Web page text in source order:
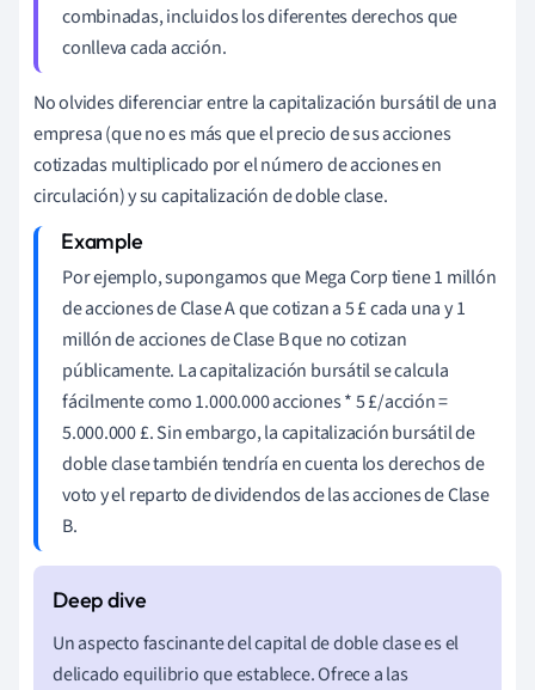
combinadas, incluidos los diferentes derechos que
conlleva cada acción.
No olvides diferenciar entre la capitalización bursátil de una
empresa (que no es más que el precio de sus acciones
cotizadas multiplicado por el número de acciones en
circulación) y su capitalización de doble clase.
Por ejemplo, supongamos que Mega Corp tiene 1 millón
de acciones de Clase A que cotizan a 5 £ cada una y 1
millón de acciones de Clase B que no cotizan
públicamente. La capitalización bursátil se calcula
fácilmente como 1.000.000 acciones * 5 £/acción =
5.000.000 £. Sin embargo, la capitalización bursátil de
doble clase también tendría en cuenta los derechos de
voto y el reparto de dividendos de las acciones de Clase
B.
Un aspecto fascinante del capital de doble clase es el
delicado equilibrio que establece. Ofrece a las